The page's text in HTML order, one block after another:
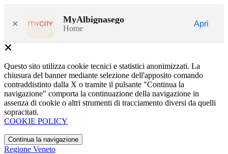
× MyAlbignasego
Home
Apri
Questo sito utilizza cookie tecnici e statistici anonimizzati. La
chiusura del banner mediante selezione dell'apposito comando
contraddistinto dalla X o tramite il pulsante "Continua la
navigazione" comporta la continuazione della navigazione in
assenza di cookie o altri strumenti di tracciamento diversi da quelli
sopracitati.
COOKIE POLICY
Continua la navigazione
Regione Veneto